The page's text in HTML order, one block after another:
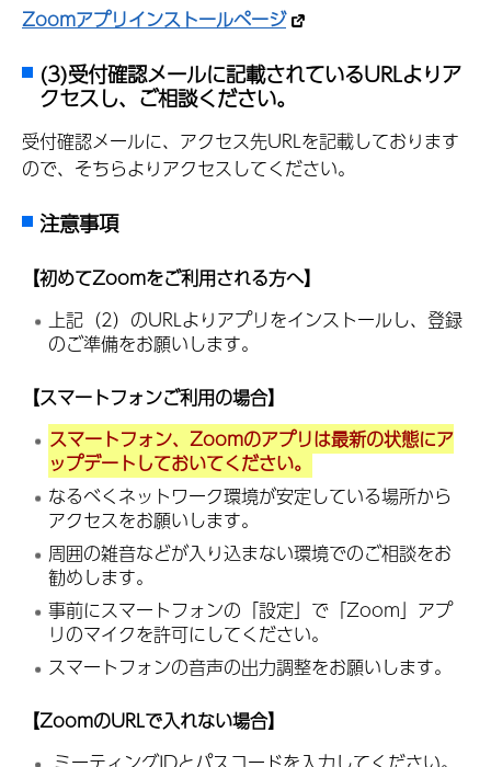
Zoomアプリインストールページ
(3)受付確認メールに記載されているURLよりア
クセスし、ご相談ください。
受付確認メールに、アクセス先URLを記載しております
ので、そちらよりアクセスしてください。
注意事項
【初めてZoomをご利用される方へ】
上記（2）のURLよりアプリをインストールし、登録
のご準備をお願いします。
【スマートフォンご利用の場合】
スマートフォン、Zoomのアプリは最新の状態にア
ップデートしておいてください。
なるべくネットワーク環境が安定している場所から
アクセスをお願いします。
周囲の雑音などが入り込まない環境でのご相談をお
勧めします。
事前にスマートフォンの「設定」で「Zoom」アプ
リのマイクを許可にしてください。
スマートフォンの音声の出力調整をお願いします。
【ZoomのURLで入れない場合】